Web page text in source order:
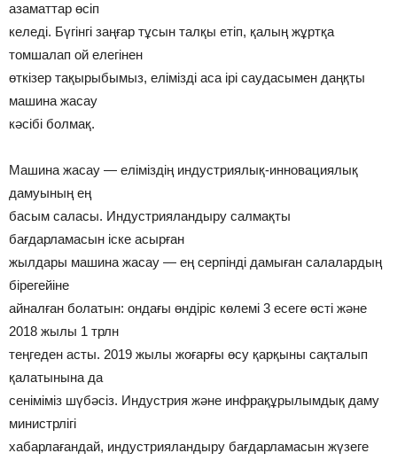
азаматтар өсіп
келеді. Бүгінгі заңғар тұсын талқы етіп, қалың жұртқа
томшалап ой елегінен
өткізер тақырыбымыз, елімізді аса ірі саудасымен даңқты
машина жасау
кәсібі болмақ.
Машина жасау — еліміздің индустриялық-инновациялық
дамуының ең
басым саласы. Индустрияландыру салмақты
бағдарламасын іске асырған
жылдары машина жасау — ең серпінді дамыған салалардың
бірегейіне
айналған болатын: ондағы өндіріс көлемі 3 есеге өсті және
2018 жылы 1 трлн
теңгеден асты. 2019 жылы жоғарғы өсу қарқыны сақталып
қалатынына да
сеніміміз шүбәсіз. Индустрия және инфрақұрылымдық даму
министрлігі
хабарлағандай, индустрияландыру бағдарламасын жүзеге